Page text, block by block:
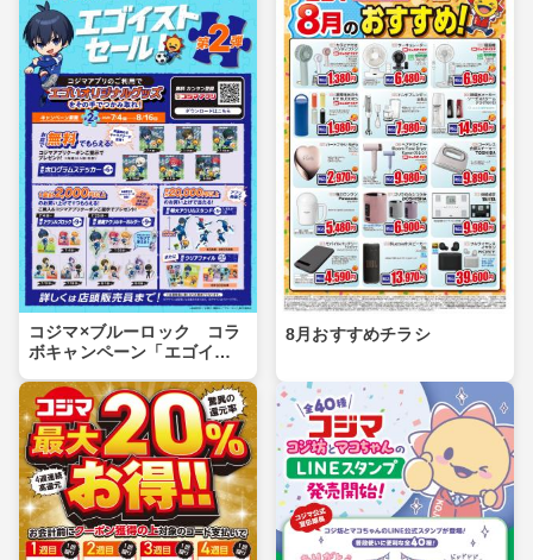
コジマ×ブルーロック コラ
ボキャンペーン「エゴイス
8月おすすめチラシ